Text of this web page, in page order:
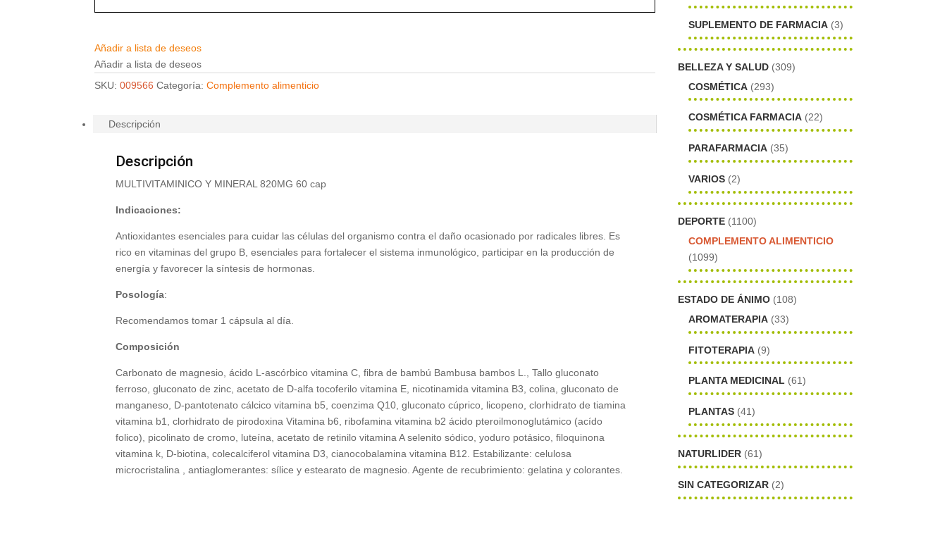
Añadir a lista de deseos
Añadir a lista de deseos
SKU:009566 Categoría:Complemento alimenticio
Descripción
Descripción
MULTIVITAMINICO Y MINERAL 820MG 60 cap
Indicaciones:
Antioxidantes esenciales para cuidar las células del organismo contra el daño ocasionado por radicales libres. Es
rico en vitaminas del grupo B, esenciales para fortalecer el sistema inmunológico, participar en la producción de
energía y favorecer la síntesis de hormonas.
Posología:
Recomendamos tomar 1 cápsula al día.
Composición
Carbonato de magnesio, ácido L-ascórbico vitamina C, fibra de bambú Bambusa bambos L., Tallo gluconato
ferroso, gluconato de zinc, acetato de D-alfa tocoferilo vitamina E, nicotinamida vitamina B3, colina, gluconato de
manganeso, D-pantotenato cálcico vitamina b5, coenzima Q10, gluconato cúprico, licopeno, clorhidrato de tiamina
vitamina b1, clorhidrato de pirodoxina Vitamina b6, ribofamina vitamina b2 ácido pteroilmonoglutámico (acído
folico), picolinato de cromo, luteína, acetato de retinilo vitamina A selenito sódico, yoduro potásico, filoquinona
vitamina k, D-biotina, colecalciferol vitamina D3, cianocobalamina vitamina B12. Estabilizante: celulosa
microcristalina , antiaglomerantes: sílice y estearato de magnesio. Agente de recubrimiento: gelatina y colorantes.
SUPLEMENTO DE FARMACIA (3)
BELLEZA Y SALUD (309)
COSMÉTICA (293)
COSMÉTICA FARMACIA (22)
PARAFARMACIA (35)
VARIOS (2)
DEPORTE (1100)
COMPLEMENTO ALIMENTICIO
(1099)
ESTADO DE ÁNIMO (108)
AROMATERAPIA (33)
FITOTERAPIA (9)
PLANTA MEDICINAL (61)
PLANTAS (41)
NATURLIDER (61)
SIN CATEGORIZAR (2)